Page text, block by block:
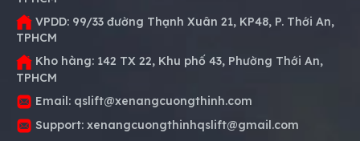
VPDD: 99/33 đường Thạnh Xuân 21, KP48, P. Thới An,
TPHCM
Kho hàng: 142 TX 22, Khu phố 43, Phường Thới An,
TPHCM
Email: qslift@xenangcuongthinh.com
Support: xenangcuongthinhqslift@gmail.com